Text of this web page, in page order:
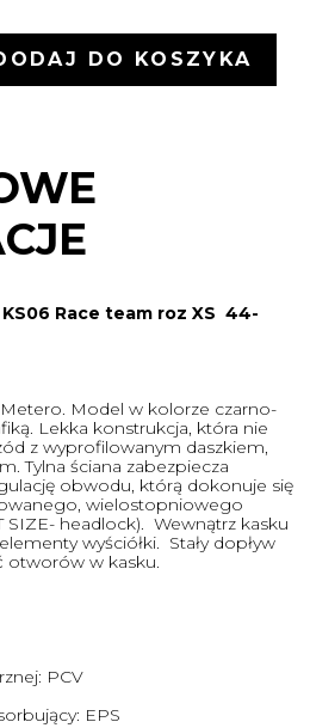
DO KOSZYKA
Race team roz XS 44-
Model w kolorze czarno-
Lekka konstrukcja, która nie
z wyprofilowanym daszkiem,
Tylna ściana zabezpiecza
obwodu, którą dokonuje się
wielostopniowego
SIZE- headlock). Wewnątrz kasku
wyściółki. Stały dopływ
otworów w kasku.
PCV
EPS